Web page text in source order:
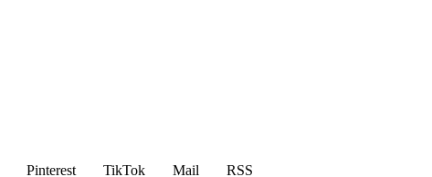
Pinterest TikTok Mail RSS